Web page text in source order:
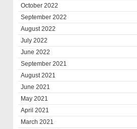
October 2022
September 2022
August 2022
July 2022
June 2022
September 2021
August 2021
June 2021
May 2021
April 2021
March 2021